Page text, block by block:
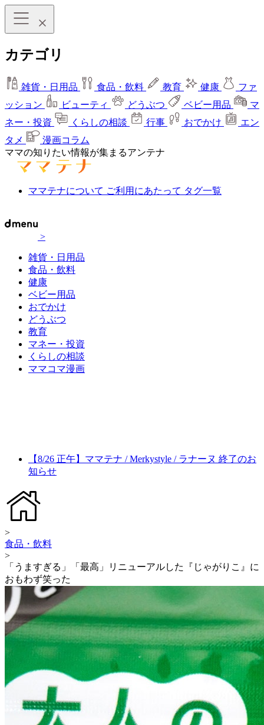
カテゴリ
雑貨・日用品 食品・飲料 教育 健康
ファ
ッション
ビューティ どうぶつ ベビー用品
マ
ネー・投資
くらしの相談 行事 おでかけ
エン
タメ
漫画コラム
ママの知りたい情報が集まるアンテナ
ママテナについて ご利用にあたって タグ一覧
>
雑貨・日用品
食品・飲料
健康
ベビー用品
おでかけ
どうぶつ
教育
マネー・投資
くらしの相談
ママコマ漫画
【8/26 正午】ママテナ / Merkystyle / ラナーヌ 終了のお
知らせ
>
食品・飲料
>
「うますぎる」「最高」リニューアルした『じゃがりこ』に
おもわず笑った